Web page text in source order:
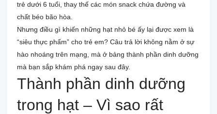
trẻ dưới 6 tuổi, thay thế các món snack chứa đường và
chất béo bão hòa.
Nhưng điều gì khiến những hạt nhỏ bé ấy lại được xem là
“siêu thực phẩm” cho trẻ em? Câu trả lời không nằm ở sự
hào nhoáng trên mạng, mà ở bảng thành phần dinh dưỡng
mà bạn sắp khám phá ngay sau đây.
Thành phần dinh dưỡng
trong hạt – Vì sao rất